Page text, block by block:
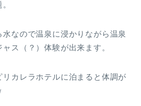
なので温泉に浸かりながら温泉
ス（？）体験が出来ます。
リカレラホテルに泊まると体調が